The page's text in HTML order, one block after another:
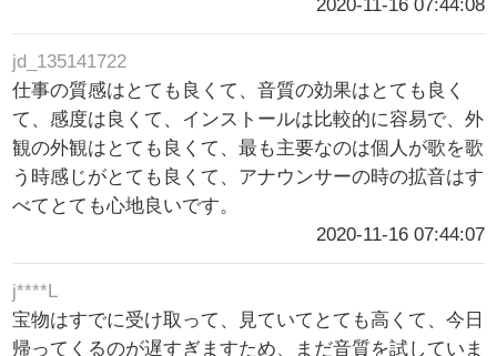
2020-11-16 07:44:08
jd_135141722
仕事の質感はとても良くて、音質の効果はとても良く
て、感度は良くて、インストールは比較的に容易で、外
観の外観はとても良くて、最も主要なのは個人が歌を歌
う時感じがとても良くて、アナウンサーの時の拡音はす
べてとても心地良いです。
2020-11-16 07:44:07
j****L
宝物はすでに受け取って、見ていてとても高くて、今日
帰ってくるのが遅すぎますため、まだ音質を試していま